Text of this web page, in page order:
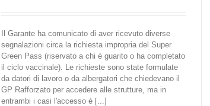
Il Garante ha comunicato di aver ricevuto diverse
segnalazioni circa la richiesta impropria del Super
Green Pass (riservato a chi è guarito o ha completato
il ciclo vaccinale). Le richieste sono state formulate
da datori di lavoro o da albergatori che chiedevano il
GP Rafforzato per accedere alle strutture, ma in
entrambi i casi l'accesso è [...]